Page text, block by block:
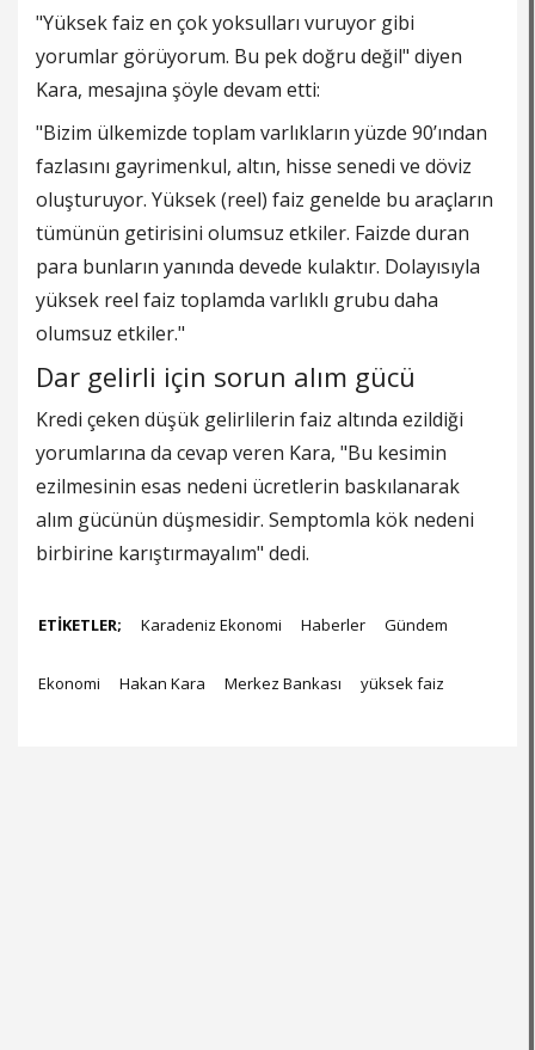
"Yüksek faiz en çok yoksulları vuruyor gibi
yorumlar görüyorum. Bu pek doğru değil" diyen
Kara, mesajına şöyle devam etti:
"Bizim ülkemizde toplam varlıkların yüzde 90’ından
fazlasını gayrimenkul, altın, hisse senedi ve döviz
oluşturuyor. Yüksek (reel) faiz genelde bu araçların
tümünün getirisini olumsuz etkiler. Faizde duran
para bunların yanında devede kulaktır. Dolayısıyla
yüksek reel faiz toplamda varlıklı grubu daha
olumsuz etkiler."
Dar gelirli için sorun alım gücü
Kredi çeken düşük gelirlilerin faiz altında ezildiği
yorumlarına da cevap veren Kara, "Bu kesimin
ezilmesinin esas nedeni ücretlerin baskılanarak
alım gücünün düşmesidir. Semptomla kök nedeni
birbirine karıştırmayalım" dedi.
ETİKETLER; Karadeniz Ekonomi Haberler Gündem
Ekonomi Hakan Kara Merkez Bankası yüksek faiz